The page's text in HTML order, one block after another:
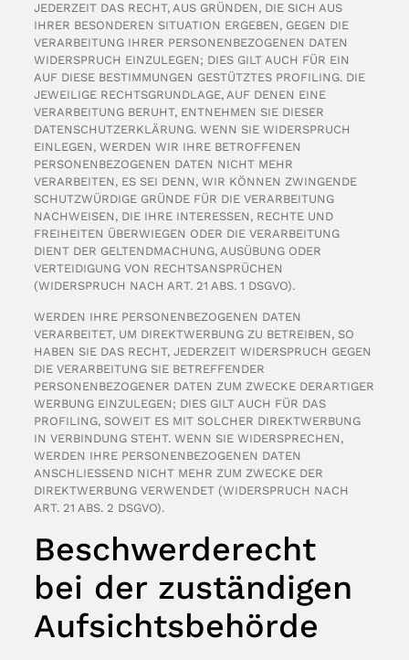
JEDERZEIT DAS RECHT, AUS GRÜNDEN, DIE SICH AUS
IHRER BESONDEREN SITUATION ERGEBEN, GEGEN DIE
VERARBEITUNG IHRER PERSONENBEZOGENEN DATEN
WIDERSPRUCH EINZULEGEN; DIES GILT AUCH FÜR EIN
AUF DIESE BESTIMMUNGEN GESTÜTZTES PROFILING. DIE
JEWEILIGE RECHTSGRUNDLAGE, AUF DENEN EINE
VERARBEITUNG BERUHT, ENTNEHMEN SIE DIESER
DATENSCHUTZERKLÄRUNG. WENN SIE WIDERSPRUCH
EINLEGEN, WERDEN WIR IHRE BETROFFENEN
PERSONENBEZOGENEN DATEN NICHT MEHR
VERARBEITEN, ES SEI DENN, WIR KÖNNEN ZWINGENDE
SCHUTZWÜRDIGE GRÜNDE FÜR DIE VERARBEITUNG
NACHWEISEN, DIE IHRE INTERESSEN, RECHTE UND
FREIHEITEN ÜBERWIEGEN ODER DIE VERARBEITUNG
DIENT DER GELTENDMACHUNG, AUSÜBUNG ODER
VERTEIDIGUNG VON RECHTSANSPRÜCHEN
(WIDERSPRUCH NACH ART. 21 ABS. 1 DSGVO).
WERDEN IHRE PERSONENBEZOGENEN DATEN
VERARBEITET, UM DIREKTWERBUNG ZU BETREIBEN, SO
HABEN SIE DAS RECHT, JEDERZEIT WIDERSPRUCH GEGEN
DIE VERARBEITUNG SIE BETREFFENDER
PERSONENBEZOGENER DATEN ZUM ZWECKE DERARTIGER
WERBUNG EINZULEGEN; DIES GILT AUCH FÜR DAS
PROFILING, SOWEIT ES MIT SOLCHER DIREKTWERBUNG
IN VERBINDUNG STEHT. WENN SIE WIDERSPRECHEN,
WERDEN IHRE PERSONENBEZOGENEN DATEN
ANSCHLIESSEND NICHT MEHR ZUM ZWECKE DER
DIREKTWERBUNG VERWENDET (WIDERSPRUCH NACH
ART. 21 ABS. 2 DSGVO).
Beschwerde­recht
bei der zuständigen
Aufsichts­behörde